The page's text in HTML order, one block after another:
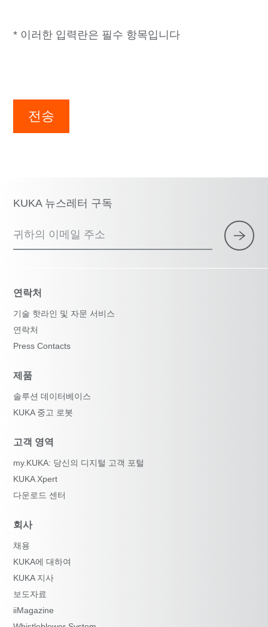
* 이러한 입력란은 필수 항목입니다
전송
KUKA 뉴스레터 구독
귀하의 이메일 주소
연락처
기술 핫라인 및 자문 서비스
연락처
Press Contacts
제품
솔루션 데이터베이스
KUKA 중고 로봇
고객 영역
my.KUKA: 당신의 디지털 고객 포털
KUKA Xpert
다운로드 센터
회사
채용
KUKA에 대하여
KUKA 지사
보도자료
iiMagazine